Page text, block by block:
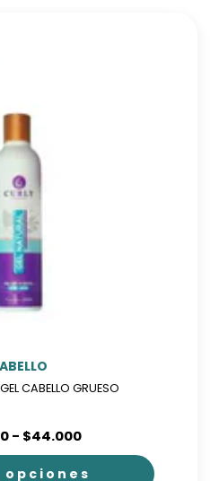
CABELLO GRUESO
- $44.000Rango
de
precios:
opciones